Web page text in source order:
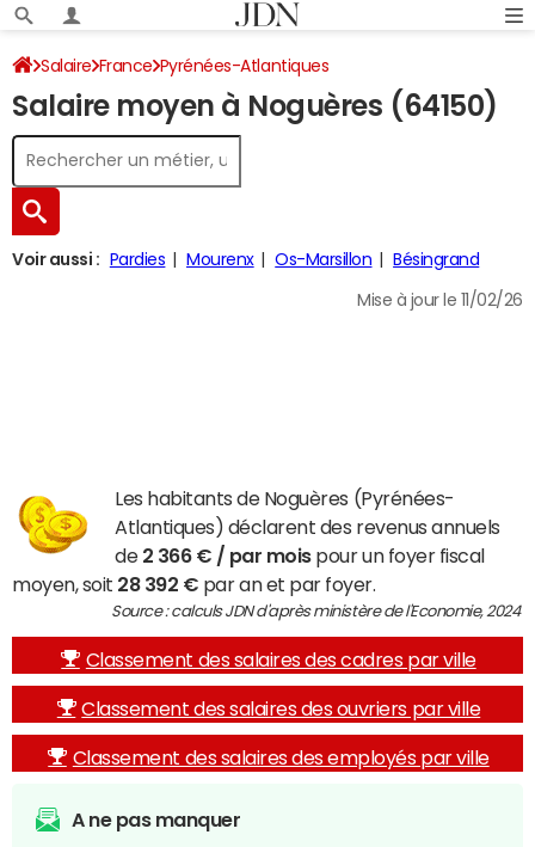
Salaire France Pyrénées-Atlantiques
Salaire moyen à Noguères (64150)
Voir aussi : Pardies Mourenx Os-Marsillon Bésingrand
Mise à jour le 11/02/26
Les habitants de Noguères (Pyrénées-
Atlantiques) déclarent des revenus annuels
de 2 366 € / par moispour un foyer fiscal
moyen, soit 28 392 € par an et par foyer.
Source : calculs JDN d'après ministère de l'Economie, 2024
Classement des salaires des cadres par ville
Classement des salaires des ouvriers par ville
Classement des salaires des employés par ville
A ne pas manquer